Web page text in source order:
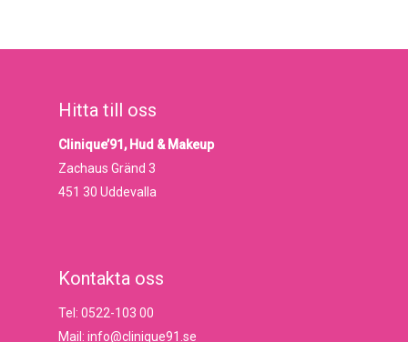
Hitta till oss
Clinique’91, Hud & Makeup
Zachaus Gränd 3
451 30 Uddevalla
Kontakta oss
Tel: 0522-103 00
Mail: info@clinique91.se